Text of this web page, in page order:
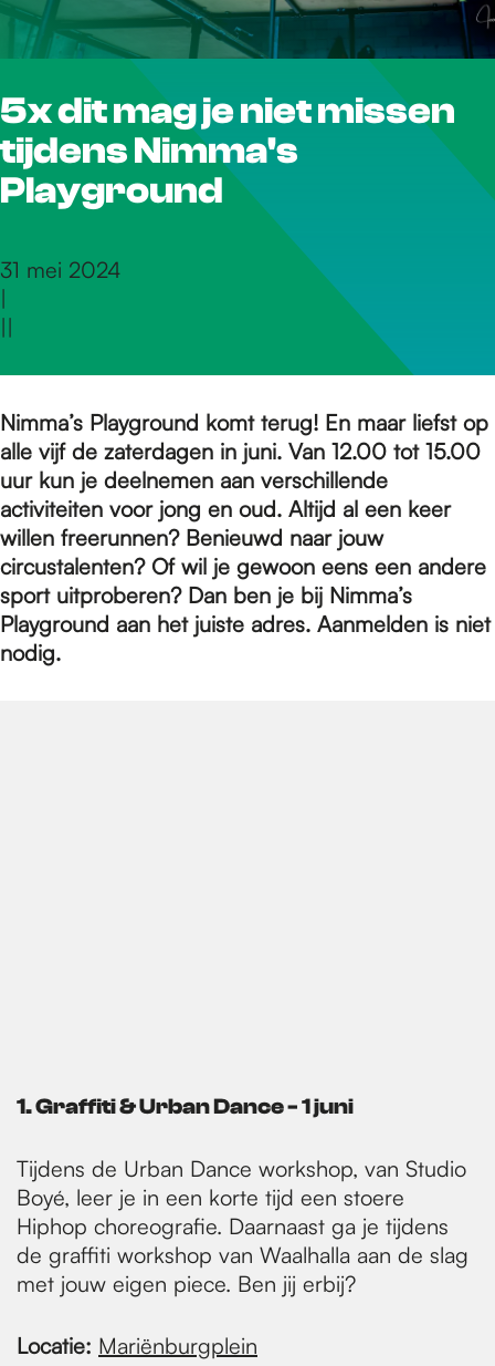
r
d
e
o
m
e
p
5x dit mag je niet missen
tijdens Nimma's
Playground
31 mei 2024
|
||
Nimma’s Playground komt terug! En maar liefst op
alle vijf de zaterdagen in juni. Van 12.00 tot 15.00
uur kun je deelnemen aan verschillende
activiteiten voor jong en oud. Altijd al een keer
willen freerunnen? Benieuwd naar jouw
circustalenten? Of wil je gewoon eens een andere
sport uitproberen? Dan ben je bij Nimma’s
Playground aan het juiste adres. Aanmelden is niet
nodig.
1. Graffiti & Urban Dance - 1 juni
Tijdens de Urban Dance workshop, van Studio
Boyé, leer je in een korte tijd een stoere
Hiphop choreografie. Daarnaast ga je tijdens
de graffiti workshop van Waalhalla aan de slag
met jouw eigen piece. Ben jij erbij?
Locatie: Mariënburgplein